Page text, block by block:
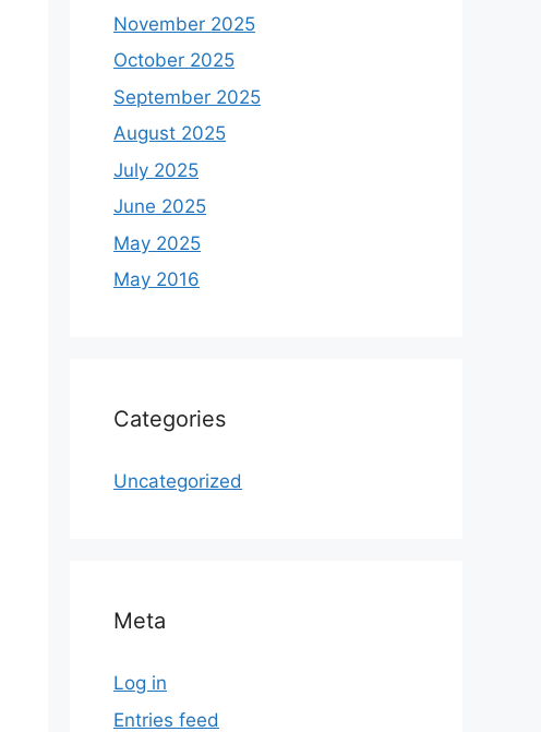
November 2025
October 2025
September 2025
August 2025
July 2025
June 2025
May 2025
May 2016
Categories
Uncategorized
Meta
Log in
Entries feed